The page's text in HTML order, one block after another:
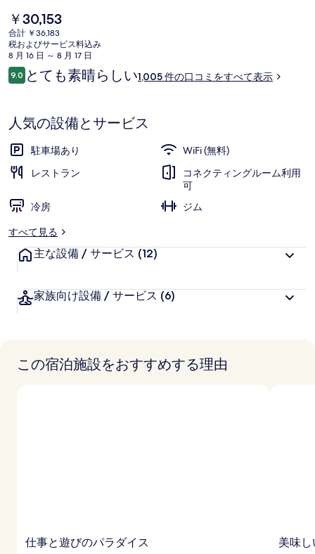
ロ
ン
ド
ン
ト
ラ
ト
ォ
ー
の良いベッドや親切なスタッフを評価しています。この宿泊施設か
らは歩いてすぐ公共交通機関を利用できます。DLR ストラトフォー
ド ハイ ストリート駅まで 11 分の距離です。
現
在
の
料
金
は
す
￥30,153
合計 ￥36,183
税およびサービス料込み
8 月 16 日 ～ 8 月 17 日
口
コ
9.010段階中9.0
とても素晴らしい1,005 件の口コミをすべて表示
人気の設備とサービス
駐車場あり
WiFi (無料)
レストラン
コネクティングルーム利用
可
冷房
ジム
すべて見る
主な設備 / サービス (12)
家族向け設備 / サービス (6)
この宿泊施設をおすすめする理由
仕事と遊びのパラダイス 美味